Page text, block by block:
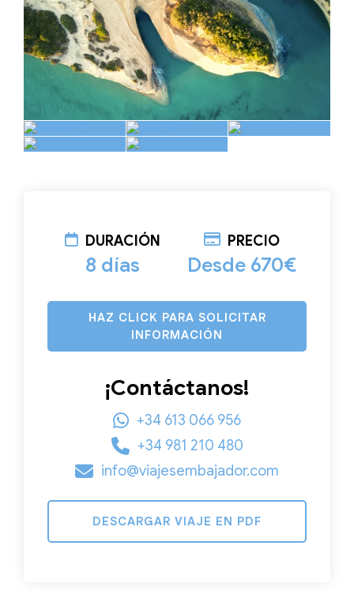
DURACIÓN
8 días
PRECIO
Desde 670€
HAZ CLICK PARA SOLICITAR
INFORMACIÓN
¡Contáctanos!
+34 613 066 956
+34 981 210 480
info@viajesembajador.com
DESCARGAR VIAJE EN PDF